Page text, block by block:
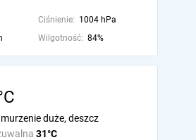
Ciśnienie: 1004 hPa
Wilgotność: 84%
31°C
duże, deszcz